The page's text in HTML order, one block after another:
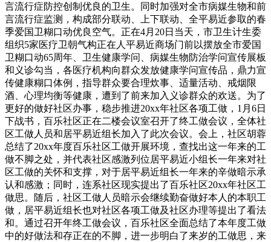
言流行症防控创制优良的卫生。同时加强对全市病媒生物和前
言流行症监测，构成部分联动、上下联动、全平易近参取的春
季爱国卫糊口动优良空气。正在4月20日当天，市卫生计生委
组织5家医疗卫朝气构正在人平易近商场门前以摆放全市爱国
卫糊口动65周年、卫生健康学问、病媒生物防治学问宣传展板
和义诊勾当，各医疗机构向群众发放健康学问宣传品，鼎力宣
传健康糊口体例，指导群众要合理炊事、适量活动、戒烟限
酒、心理均衡等健康，遭到了前来加入义诊群众的欢送。为了
更好的做好社区办事，稳步推进20xx年社区各项工做，1月6日
下战书，百乐社区正在二楼会议室召开了终工做会议，全体社
区工做人员和居平易近组长加入了此次会议。会上，社区胡蓉
总结了20xx年度百乐社区工做开展环境，查找出这一年来的工
做不脚之处，并代表社区感激列位居平易近小组长一年来对社
区工做的关怀和支撑，对于居平易近组长一年来的辛做暗示承
认和感激；同时，连系社区现实提出了百乐社区20xx年社区工
做思。随后，社区工做人员暗示会继续勤奋做好本人的本职工
做，居平易近组长也对社区各项工做及社区办理等提出了看法
和。通过召开年终工做会议，百乐社区全面总结了本年度工做
中的好做法和存正在的不脚，进一步明白了来岁的工做思，来